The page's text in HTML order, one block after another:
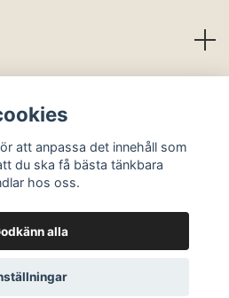
Slags Verklighet
att anpassa det innehåll som
du ska få bästa tänkbara
hos oss.
alla